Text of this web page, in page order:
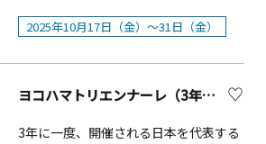
（土）日没～19：00（荒天の場合は翌
山手西洋館の館内にハロウィン装飾を
し、フォトスポットも設置します。ま
料）。オリジナル仮装グッズやバルー
2025年10月17日（金）～31日（金）
ヨコハマトリエンナーレ（3年に一度開催 現代アート国際展）
3年に一度、開催される日本を代表する